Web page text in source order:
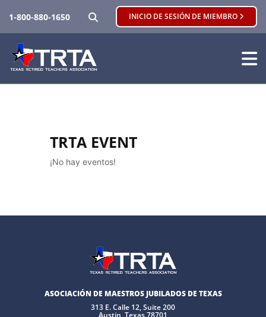
1-800-880-1650 BUSCARINICIO DE SESIÓN DE MIEMBRO
TRTA EVENT
¡No hay eventos!
ASOCIACIÓN DE MAESTROS JUBILADOS DE TEXAS
313 E. Calle 12, Suite 200
Austin, Texas 78701